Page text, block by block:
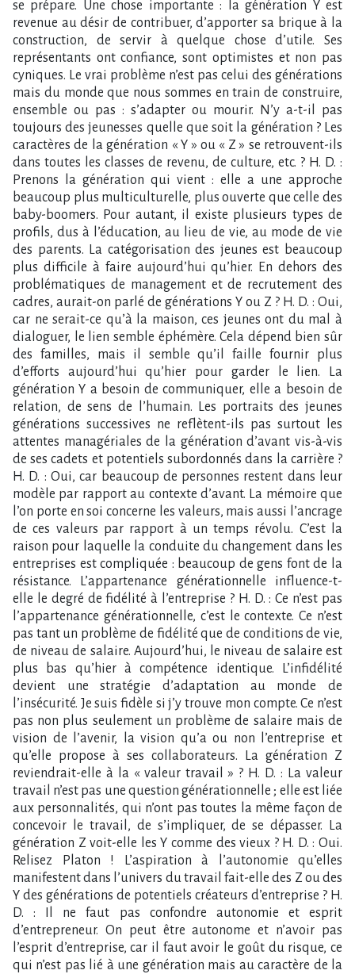
se prépare. Une chose importante : la génération Y est
revenue au désir de contribuer, d’apporter sa brique à la
construction, de servir à quelque chose d’utile. Ses
représentants ont confiance, sont optimistes et non pas
cyniques. Le vrai problème n’est pas celui des générations
mais du monde que nous sommes en train de construire,
ensemble ou pas : s’adapter ou mourir. N’y a-t-il pas
toujours des jeunesses quelle que soit la génération ? Les
caractères de la génération « Y » ou « Z » se retrouvent-ils
dans toutes les classes de revenu, de culture, etc. ? H. D. :
Prenons la génération qui vient : elle a une approche
beaucoup plus multiculturelle, plus ouverte que celle des
baby-boomers. Pour autant, il existe plusieurs types de
profils, dus à l’éducation, au lieu de vie, au mode de vie
des parents. La catégorisation des jeunes est beaucoup
plus difficile à faire aujourd’hui qu’hier. En dehors des
problématiques de management et de recrutement des
cadres, aurait-on parlé de générations Y ou Z ? H. D. : Oui,
car ne serait-ce qu’à la maison, ces jeunes ont du mal à
dialoguer, le lien semble éphémère. Cela dépend bien sûr
des familles, mais il semble qu’il faille fournir plus
d’efforts aujourd’hui qu’hier pour garder le lien. La
génération Y a besoin de communiquer, elle a besoin de
relation, de sens de l’humain. Les portraits des jeunes
générations successives ne reflètent-ils pas surtout les
attentes managériales de la génération d’avant vis-à-vis
de ses cadets et potentiels subordonnés dans la carrière ?
H. D. : Oui, car beaucoup de personnes restent dans leur
modèle par rapport au contexte d’avant. La mémoire que
l’on porte en soi concerne les valeurs, mais aussi l’ancrage
de ces valeurs par rapport à un temps révolu. C’est la
raison pour laquelle la conduite du changement dans les
entreprises est compliquée : beaucoup de gens font de la
résistance. L’appartenance générationnelle influence-t-
elle le degré de fidélité à l’entreprise ? H. D. : Ce n’est pas
l’appartenance générationnelle, c’est le contexte. Ce n’est
pas tant un problème de fidélité que de conditions de vie,
de niveau de salaire. Aujourd’hui, le niveau de salaire est
plus bas qu’hier à compétence identique. L’infidélité
devient une stratégie d’adaptation au monde de
l’insécurité. Je suis fidèle si j’y trouve mon compte. Ce n’est
pas non plus seulement un problème de salaire mais de
vision de l’avenir, la vision qu’a ou non l’entreprise et
qu’elle propose à ses collaborateurs. La génération Z
reviendrait-elle à la « valeur travail » ? H. D. : La valeur
travail n’est pas une question générationnelle ; elle est liée
aux personnalités, qui n’ont pas toutes la même façon de
concevoir le travail, de s’impliquer, de se dépasser. La
génération Z voit-elle les Y comme des vieux ? H. D. : Oui.
Relisez Platon ! L’aspiration à l’autonomie qu’elles
manifestent dans l’univers du travail fait-elle des Z ou des
Y des générations de potentiels créateurs d’entreprise ? H.
D. : Il ne faut pas confondre autonomie et esprit
d’entrepreneur. On peut être autonome et n’avoir pas
l’esprit d’entreprise, car il faut avoir le goût du risque, ce
qui n’est pas lié à une génération mais au caractère de la